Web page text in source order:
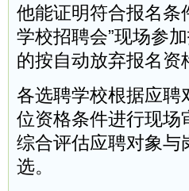
他能证明符合报名条
学校招聘会”现场参
的按自动放弃报名资
各选聘学校根据应聘
位资格条件进行现场
综合评估应聘对象与
选。